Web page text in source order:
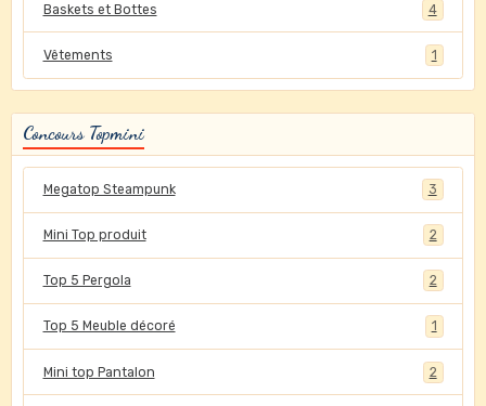
Baskets et Bottes 4
Vêtements 1
Concours Topmini
Megatop Steampunk 3
Mini Top produit 2
Top 5 Pergola 2
Top 5 Meuble décoré 1
Mini top Pantalon 2